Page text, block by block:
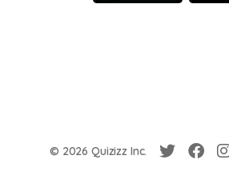
© 2026 Quizizz Inc.